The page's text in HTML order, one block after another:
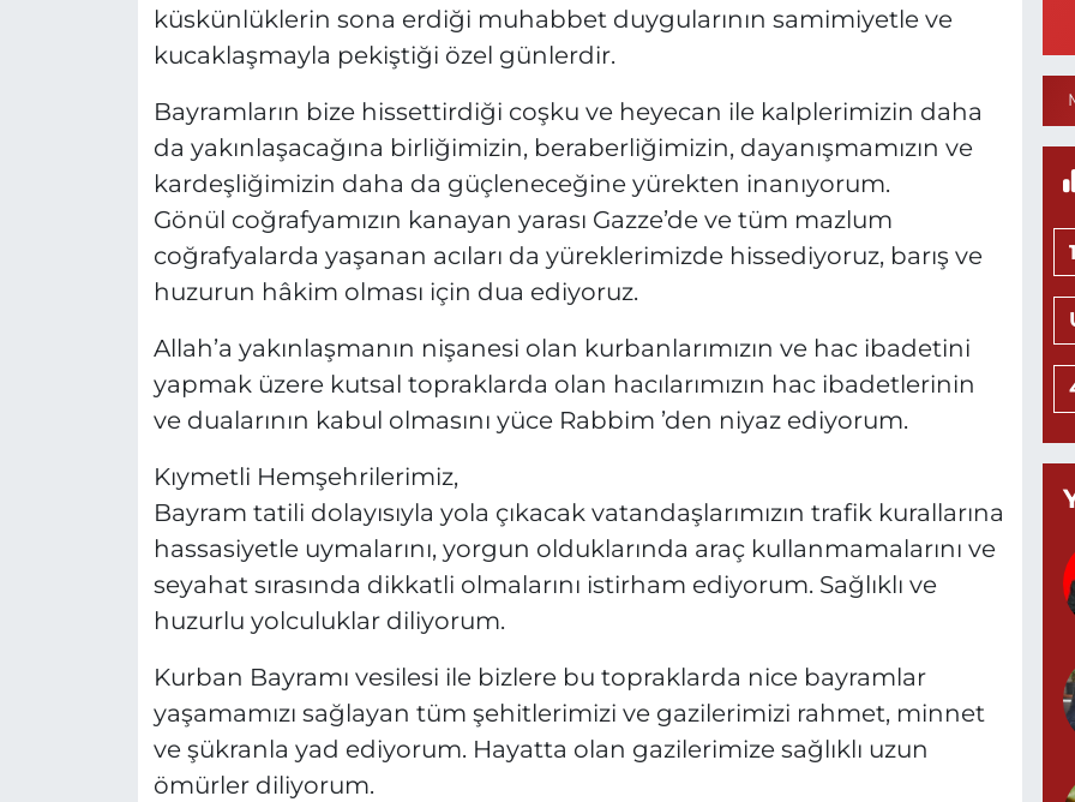
küskünlüklerin sona erdiği muhabbet duygularının samimiyetle ve
kucaklaşmayla pekiştiği özel günlerdir.
Bayramların bize hissettirdiği coşku ve heyecan ile kalplerimizin daha
da yakınlaşacağına birliğimizin, beraberliğimizin, dayanışmamızın ve
kardeşliğimizin daha da güçleneceğine yürekten inanıyorum.
Gönül coğrafyamızın kanayan yarası Gazze’de ve tüm mazlum
coğrafyalarda yaşanan acıları da yüreklerimizde hissediyoruz, barış ve
huzurun hâkim olması için dua ediyoruz.
Allah’a yakınlaşmanın nişanesi olan kurbanlarımızın ve hac ibadetini
yapmak üzere kutsal topraklarda olan hacılarımızın hac ibadetlerinin
ve dualarının kabul olmasını yüce Rabbim ’den niyaz ediyorum.
Kıymetli Hemşehrilerimiz,
Bayram tatili dolayısıyla yola çıkacak vatandaşlarımızın trafik kurallarına
hassasiyetle uymalarını, yorgun olduklarında araç kullanmamalarını ve
seyahat sırasında dikkatli olmalarını istirham ediyorum. Sağlıklı ve
huzurlu yolculuklar diliyorum.
Kurban Bayramı vesilesi ile bizlere bu topraklarda nice bayramlar
yaşamamızı sağlayan tüm şehitlerimizi ve gazilerimizi rahmet, minnet
ve şükranla yad ediyorum. Hayatta olan gazilerimize sağlıklı uzun
ömürler diliyorum.